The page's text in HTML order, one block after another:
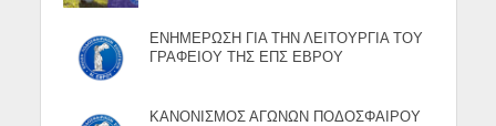
ΕΝΗΜΕΡΩΣΗ ΓΙΑ ΤΗΝ ΛΕΙΤΟΥΡΓΙΑ ΤΟΥ
ΓΡΑΦΕΙΟΥ ΤΗΣ ΕΠΣ ΕΒΡΟΥ
ΚΑΝΟΝΙΣΜΟΣ ΑΓΩΝΩΝ ΠΟΔΟΣΦΑΙΡΟΥ